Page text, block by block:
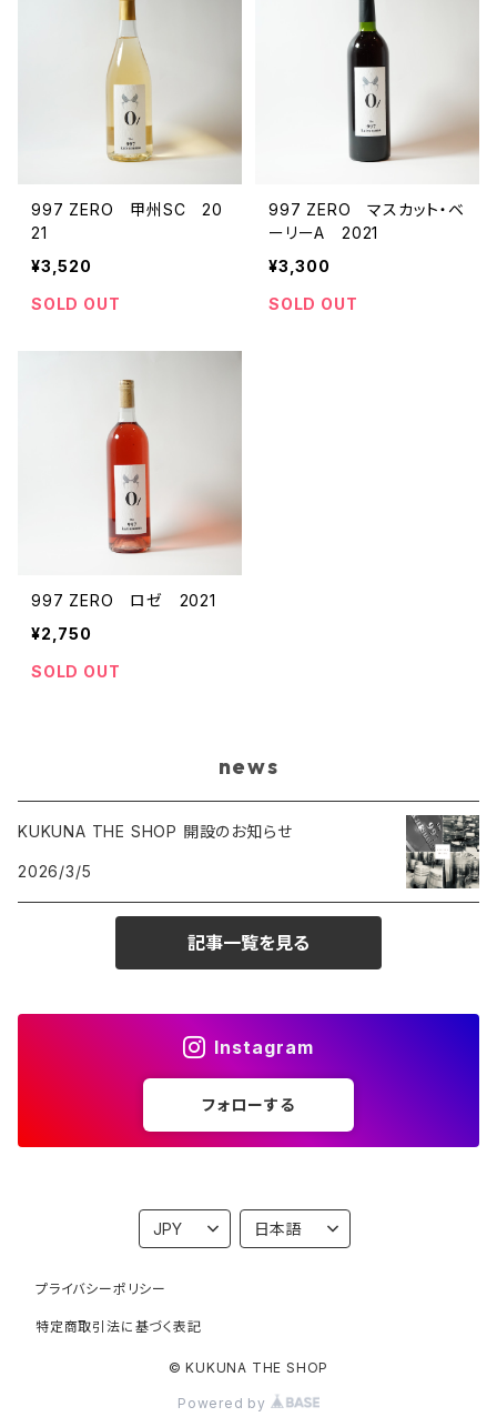
997 ZERO 甲州SC 20
21
¥3,520
SOLD OUT
997 ZERO マスカット・ベ
ーリーA 2021
¥3,300
SOLD OUT
997 ZERO ロゼ 2021
¥2,750
SOLD OUT
news
KUKUNA THE SHOP 開設のお知らせ
2026/3/5
記事一覧を見る
Instagram
フォローする
プライバシーポリシー
特定商取引法に基づく表記
© KUKUNA THE SHOP
Powered by